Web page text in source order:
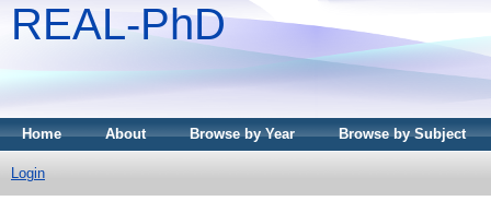
REAL-PhD
Home About Browse by Year Browse by Subject
Login